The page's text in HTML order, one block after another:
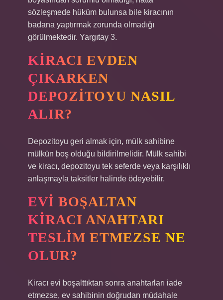
sözleşmede hüküm bulunsa bile kiracının
badana yaptırmak zorunda olmadığı
görülmektedir. Yargıtay 3.
KIRACI EVDEN
ÇIKARKEN
DEPOZITOYU NASIL
ALIR?
Depozitoyu geri almak için, mülk sahibine
mülkün boş olduğu bildirilmelidir. Mülk sahibi
ve kiracı, depozitoyu tek seferde veya karşılıklı
anlaşmayla taksitler halinde ödeyebilir.
EVI BOŞALTAN
KIRACI ANAHTARI
TESLIM ETMEZSE NE
OLUR?
Kiracı evi boşalttıktan sonra anahtarları iade
etmezse, ev sahibinin doğrudan müdahale